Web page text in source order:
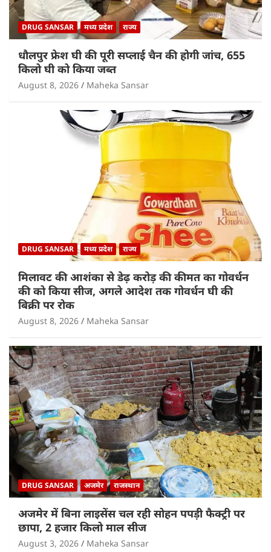
DRUG SANSAR मध्य प्रदेश राज्य
धौलपुर फ्रेश घी की पूरी सप्लाई चैन की होगी जांच, 655
किलो घी को किया जब्त
August 8, 2026 Maheka Sansar
DRUG SANSAR मध्य प्रदेश राज्य
मिलावट की आशंका से डेढ़ करोड़ की कीमत का गोवर्धन
की को किया सीज, अगले आदेश तक गोवर्धन घी की
बिक्री पर रोक
August 8, 2026 Maheka Sansar
DRUG SANSAR अजमेर राजस्थान
अजमेर में बिना लाइसेंस चल रही सोहन पपड़ी फैक्ट्री पर
छापा, 2 हजार किलो माल सीज
August 3, 2026 Maheka Sansar